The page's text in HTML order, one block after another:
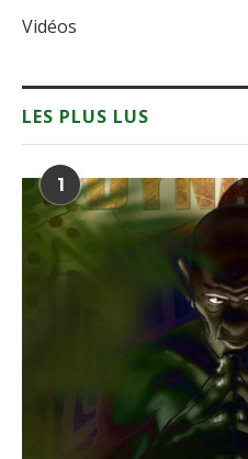
Vidéos
LES PLUS LUS
1